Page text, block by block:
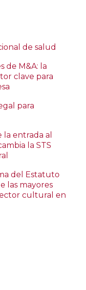
de salud
de M&A: la
clave para
para
entrada al
la STS
del Estatuto
las mayores
cultural en